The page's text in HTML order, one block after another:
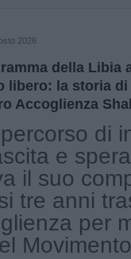
2026
della Libia
libero: la storia di
Accoglienza
di
e
il suo
tre anni
per